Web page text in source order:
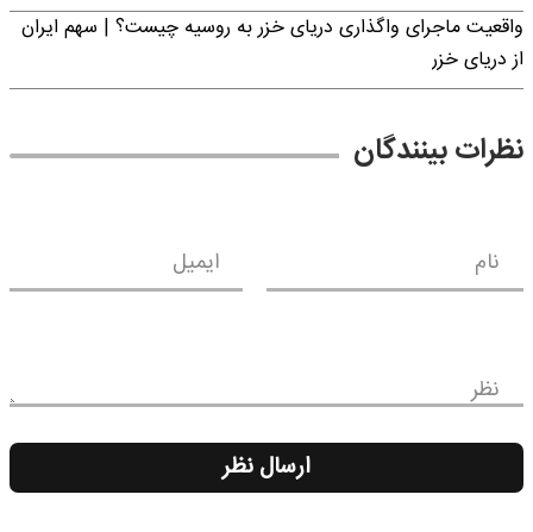
واقعیت ماجرای واگذاری دریای خزر به روسیه چیست؟ | سهم ایران
از دریای خزر
نظرات بینندگان
نام ایمیل
نظر
ارسال نظر